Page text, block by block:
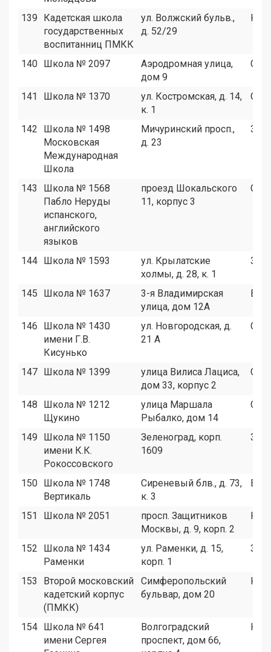
139
Кадетская школа
государственных
воспитанниц ПМКК
ул. Волжский бульв.,
д. 52/29
140 Школа № 2097
Аэродромная улица,
дом 9
141 Школа № 1370
ул. Костромская, д. 14,
к. 1
142
Школа № 1498
Московская
Международная
Школа
Мичуринский просп.,
д. 23
ЗАО
143
Школа № 1568
Пабло Неруды
испанского,
английского
языков
проезд Шокальского
11, корпус 3
144 Школа № 1593
ул. Крылатские
холмы, д. 28, к. 1
ЗАО
145 Школа № 1637
3-я Владимирская
улица, дом 12А
ВАО
146
Школа № 1430
имени Г.В.
Кисунько
ул. Новгородская, д.
21 А
147 Школа № 1399
улица Вилиса Лациса,
дом 33, корпус 2
148
Школа № 1212
Щукино
улица Маршала
Рыбалко, дом 14
149
Школа № 1150
имени К.К.
Рокоссовского
Зеленоград, корп.
1609
150
Школа № 1748
Вертикаль
Сиреневый блв., д. 73,
к. 3
ВАО
151 Школа № 2051
просп. Защитников
Москвы, д. 9, корп. 2
152
Школа № 1434
Раменки
ул. Раменки, д. 15,
корп. 1
ЗАО
153
Второй московский
кадетский корпус
(ПМКК)
Симферопольский
бульвар, дом 20
154
Школа № 641
имени Сергея
Волгоградский
проспект, дом 66,